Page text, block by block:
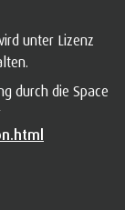
unter Lizenz
durch die Space